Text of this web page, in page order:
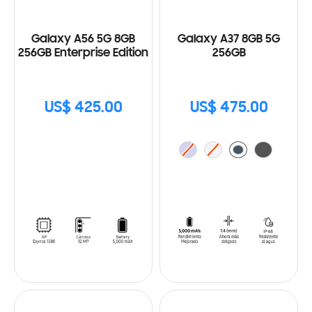
Galaxy A56 5G 8GB
256GB Enterprise Edition
US$ 425.00
Galaxy A37 8GB 5G
256GB
US$ 475.00